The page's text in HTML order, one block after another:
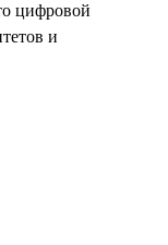
цифровой
и